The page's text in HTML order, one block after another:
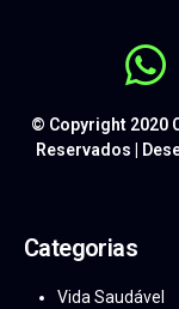
© Copyright 2020
Reservados |
Categorias
Vida Saudável